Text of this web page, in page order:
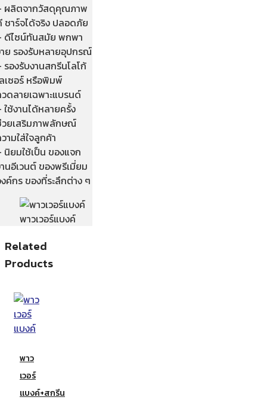
ผลิตจากวัสดุคุณภาพ
ชาร์จได้จริง ปลอดภัย
ดีไซน์ทันสมัย พกพา
ย รองรับหลายอุปกรณ์
รองรับงานสกรีนโลโก้
เซอร์ หรือพิมพ์
ดลายเฉพาะแบรนด์
ใช้งานได้หลายครั้ง
ยเสริมภาพลักษณ์
ามใส่ใจลูกค้า
นิยมใช้เป็น ของแจก
นอีเวนต์ ของพรีเมี่ยม
ค์กร ของที่ระลึกต่าง ๆ
พาวเวอร์แบงค์
Related
Products
พาว
เวอร์
แบงค์+สกรีน